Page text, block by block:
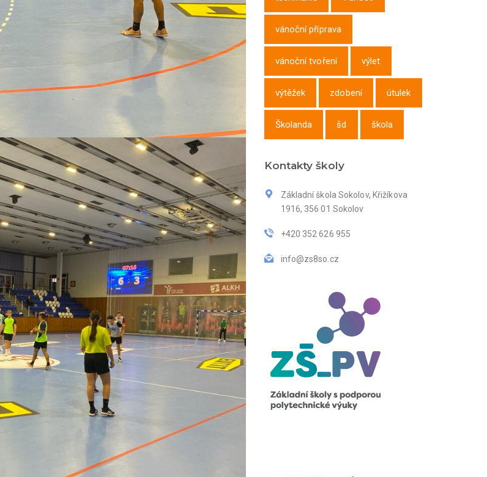
vánoční příprava
vánoční tvoření výlet
výtěžek zdobení útulek
Školanda šd škola
Kontakty školy
Základní škola Sokolov, Křižíkova
1916, 356 01 Sokolov
+420 352 626 955
info@zs8so.cz